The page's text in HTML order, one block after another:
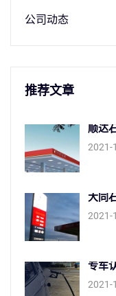
公司动态
推荐文章
顺达
2021-
大同
2021-
专车
2021-